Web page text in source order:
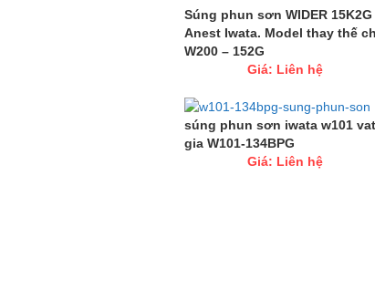
Súng phun sơn WIDER 15K2G
Anest Iwata. Model thay thế
W200 – 152G
Giá: Liên hệ
súng phun sơn iwata w101 vat
gia W101-134BPG
Giá: Liên hệ